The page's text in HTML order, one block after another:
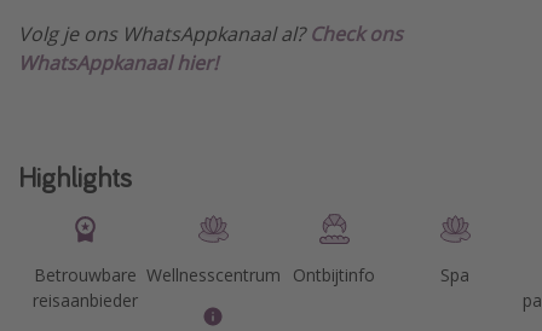
Volg je ons WhatsAppkanaal al?Check ons
WhatsAppkanaal hier!
Highlights
Betrouwbare
reisaanbieder
Wellnesscentrum Ontbijtinfo
Spa